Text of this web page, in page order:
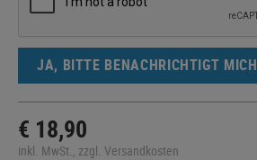
JA, BITTE BENACHRICHTIGT MICH
€ 18,90
inkl. MwSt., zzgl. Versandkosten